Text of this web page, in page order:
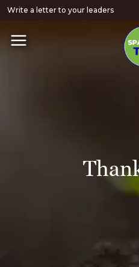
Write a letter to your leaders